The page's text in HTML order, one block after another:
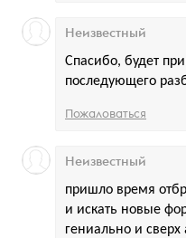
Спасибо, будет
последующего
Неизвестный
Пожаловаться
пришло время
и искать новые
гениально и сверх
Неизвестный